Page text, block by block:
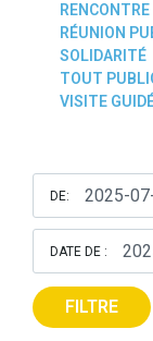
RENCONTRE
RÉUNION
SOLIDARITÉ
TOUT
VISITE
DE:
DATE DE :
FILTRE